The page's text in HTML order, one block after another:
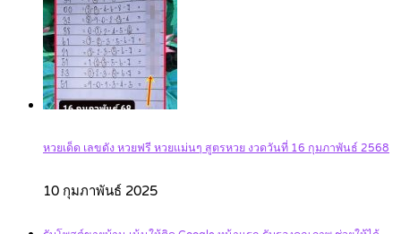
หวยเด็ด เลขดัง หวยฟรี หวยแม่นๆ สูตรหวย งวดวันที่ 16 กุมภาพันธ์ 2568
10 กุมภาพันธ์ 2025